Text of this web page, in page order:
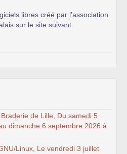
libres créé par l’association
sur le site suivant
de Lille, Du samedi 5
dimanche 6 septembre 2026 à
Linux, Le vendredi 3 juillet